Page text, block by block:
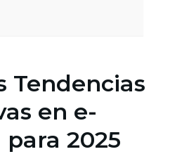
Tendencias
en e-
2025